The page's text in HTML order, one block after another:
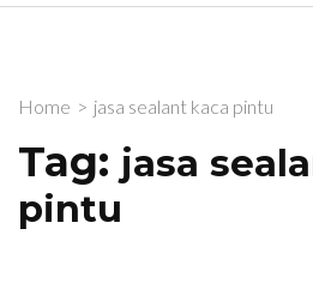
Home > jasa sealant kaca pintu
Tag: jasa
pintu